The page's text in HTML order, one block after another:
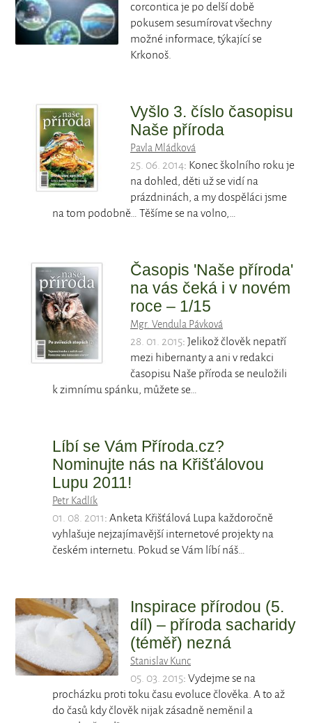
corcontica je po delší době
pokusem sesumírovat všechny
možné informace, týkající se
Krkonoš.
Vyšlo 3. číslo časopisu
Naše příroda
Pavla Mládková
25. 06. 2014: Konec školního roku je
na dohled, děti už se vidí na
prázdninách, a my dospěláci jsme
na tom podobně… Těšíme se na volno,…
Časopis 'Naše příroda'
na vás čeká i v novém
roce – 1/15
Mgr. Vendula Pávková
28. 01. 2015: Jelikož člověk nepatří
mezi hibernanty a ani v redakci
časopisu Naše příroda se neuložili
k zimnímu spánku, můžete se…
Líbí se Vám Příroda.cz?
Nominujte nás na Křišťálovou
Lupu 2011!
Petr Kadlík
01. 08. 2011: Anketa Křišťálová Lupa každoročně
vyhlašuje nejzajímavější internetové projekty na
českém internetu. Pokud se Vám líbí náš…
Inspirace přírodou (5.
díl) – příroda sacharidy
(téměř) nezná
Stanislav Kunc
05. 03. 2015: Vydejme se na
procházku proti toku času evoluce člověka. A to až
do časů kdy člověk nijak zásadně neměnil a